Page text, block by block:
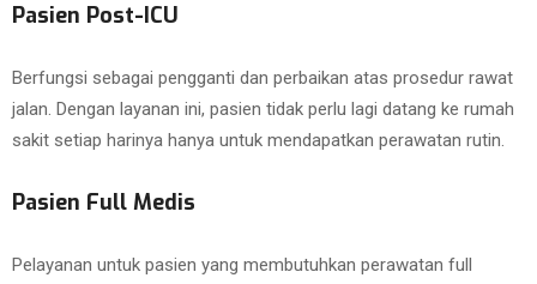
Pasien Post-ICU
Berfungsi sebagai pengganti dan perbaikan atas prosedur rawat
jalan. Dengan layanan ini, pasien tidak perlu lagi datang ke rumah
sakit setiap harinya hanya untuk mendapatkan perawatan rutin.
Pasien Full Medis
Pelayanan untuk pasien yang membutuhkan perawatan full